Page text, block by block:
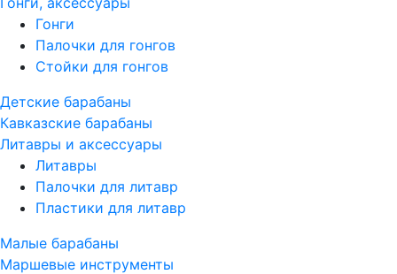
Гонги
Палочки для гонгов
Стойки для гонгов
Детские барабаны
Кавказские барабаны
Литавры и аксессуары
Литавры
Палочки для литавр
Пластики для литавр
Малые барабаны
Маршевые инструменты